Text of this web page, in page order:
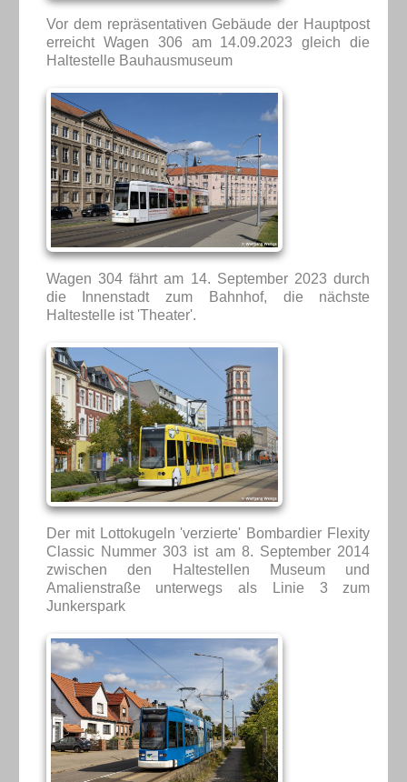
Vor dem repräsentativen Gebäude der Hauptpost
erreicht Wagen 306 am 14.09.2023 gleich die
Haltestelle Bauhausmuseum
Wagen 304 fährt am 14. September 2023 durch
die Innenstadt zum Bahnhof, die nächste
Haltestelle ist 'Theater'.
Der mit Lottokugeln 'verzierte' Bombardier Flexity
Classic Nummer 303 ist am 8. September 2014
zwischen den Haltestellen Museum und
Amalienstraße unterwegs als Linie 3 zum
Junkerspark